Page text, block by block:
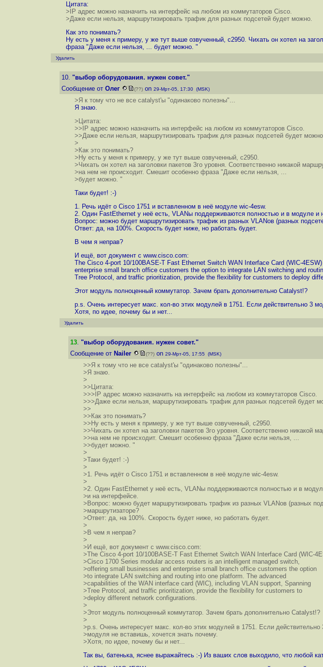
Цитата:
>IP адрес можно назначить на интерфейс на любом из коммутаторов Cisco.
>Даже если нельзя, маршрутизировать трафик для разных подсетей будет можно.
Как это понимать?
Ну есть у меня к примеру, у же тут выше озвученный, с2950. Чихать он хотел на
фраза "Даже если нельзя, ... будет можно. "
Удалить
10. "выбор оборудования. нужен совет."
Сообщение от Олег (??) on 29-Мрт-05, 17:30 (MSK)
>Я к тому что не все catalyst'ы "одинаково полезны"...
Я знаю.
>Цитата:
>>IP адрес можно назначить на интерфейс на любом из коммутаторов Cisco.
>>Даже если нельзя, маршрутизировать трафик для разных подсетей будет
>
>Как это понимать?
>Ну есть у меня к примеру, у же тут выше озвученный, с2950.
>Чихать он хотел на заголовки пакетов 3го уровня. Соответственно никакой
>на нем не происходит. Смешит особенно фраза "Даже если нельзя, ...
>будет можно. "
Таки будет! :-)
1. Речь идёт о Cisco 1751 и вставленном в неё модуле wic-4esw.
2. Один FastEthernet у неё есть, VLANы поддерживаются полностью и в модуле и
Вопрос: можно будет маршрутизировать трафик из разных VLANов (разных
Ответ: да, на 100%. Скорость будет ниже, но работать будет.
В чем я неправ?
И ещё, вот документ с www.cisco.com:
The Cisco 4-port 10/100BASE-T Fast Ethernet Switch WAN Interface Card (WIC-
enterprise small branch office customers the option to integrate LAN switching and
Tree Protocol, and traffic prioritization, provide the flexibility for customers to deploy
Этот модуль полноценный коммутатор. Зачем брать дополнительно Catalyst!?
p.s. Очень интересует макс. кол-во этих модулей в 1751. Если действительно 3
Хотя, по идее, почему бы и нет...
Удалить
13. "выбор оборудования. нужен совет."
Сообщение от Nailer (??) on 29-Мрт-05, 17:55 (MSK)
>>Я к тому что не все catalyst'ы "одинаково полезны"...
>Я знаю.
>
>>Цитата:
>>>IP адрес можно назначить на интерфейс на любом из коммутаторов Cisco.
>>>Даже если нельзя, маршрутизировать трафик для разных подсетей будет
>>
>>Как это понимать?
>>Ну есть у меня к примеру, у же тут выше озвученный, с2950.
>>Чихать он хотел на заголовки пакетов 3го уровня. Соответственно никакой
>>на нем не происходит. Смешит особенно фраза "Даже если нельзя, ...
>>будет можно. "
>
>Таки будет! :-)
>
>1. Речь идёт о Cisco 1751 и вставленном в неё модуле wic-4esw.
>
>2. Один FastEthernet у неё есть, VLANы поддерживаются полностью и в
>и на интерфейсе.
>Вопрос: можно будет маршрутизировать трафик из разных VLANов (разных
>маршрутизаторе?
>Ответ: да, на 100%. Скорость будет ниже, но работать будет.
>
>В чем я неправ?
>
>И ещё, вот документ с www.cisco.com:
>The Cisco 4-port 10/100BASE-T Fast Ethernet Switch WAN Interface Card (WIC-
>Cisco 1700 Series modular access routers is an intelligent managed switch,
>offering small businesses and enterprise small branch office customers the option
>to integrate LAN switching and routing into one platform. The advanced
>capabilities of the WAN interface card (WIC), including VLAN support, Spanning
>Tree Protocol, and traffic prioritization, provide the flexibility for customers to
>deploy different network configurations.
>
>Этот модуль полноценный коммутатор. Зачем брать дополнительно Catalyst!?
>
>p.s. Очень интересует макс. кол-во этих модулей в 1751. Если действительно
>модуля не вставишь, хочется знать почему.
>Хотя, по идее, почему бы и нет...
Так вы, батенька, яснее выражайтесь :-) Из ваших слов выходило, что любой